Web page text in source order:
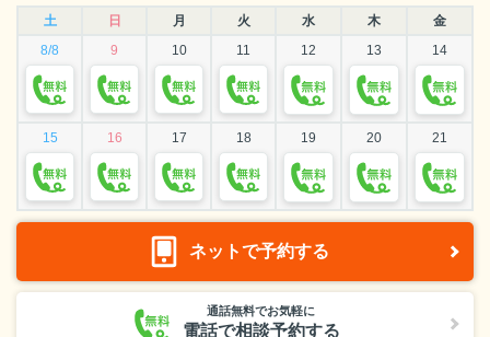
土 日 月 火 水 木
金
8/8
9 10 11 12 13 14
15 16 17 18 19 20 21
ネットで予約する
通話無料でお気軽に
電話で相談予約する